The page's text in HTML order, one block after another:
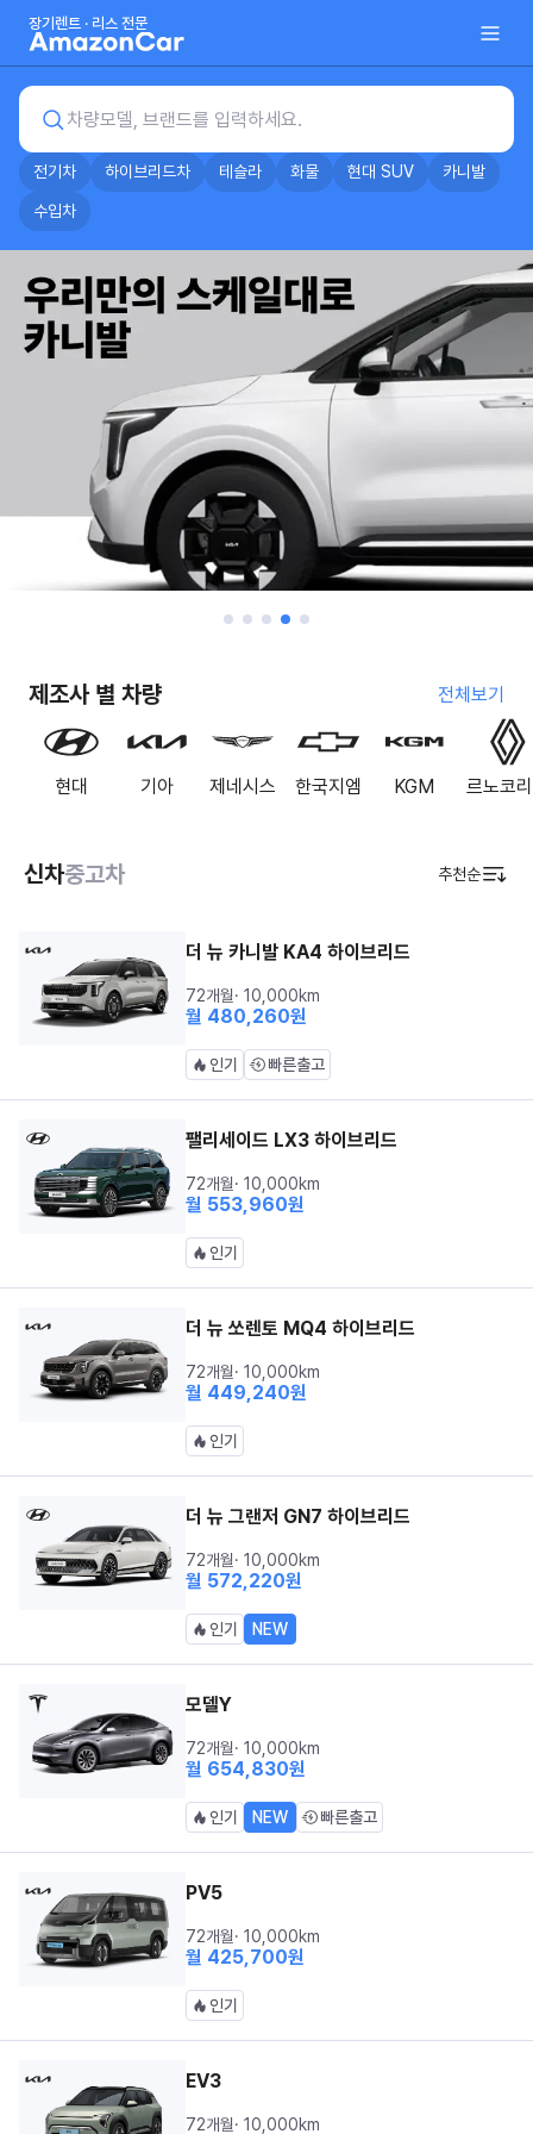
장기렌트 · 리스 전문
차량모델, 브랜드를 입력하세요.
전기차 하이브리드차 테슬라 화물 현대 SUV 카니발
수입차
제조사 별 차량 전체보기
현대 기아 제네시스 한국지엠 KGM 르노코
신차중고차 추천순
더 뉴 카니발 KA4 하이브리드
72개월· 10,000km
월 480,260원
인기 빠른출고
팰리세이드 LX3 하이브리드
72개월· 10,000km
월 553,960원
인기
더 뉴 쏘렌토 MQ4 하이브리드
72개월· 10,000km
월 449,240원
인기
더 뉴 그랜저 GN7 하이브리드
72개월· 10,000km
월 572,220원
인기 NEW
모델Y
72개월· 10,000km
월 654,830원
인기 NEW 빠른출고
PV5
72개월· 10,000km
월 425,700원
인기
EV3
72개월· 10,000km